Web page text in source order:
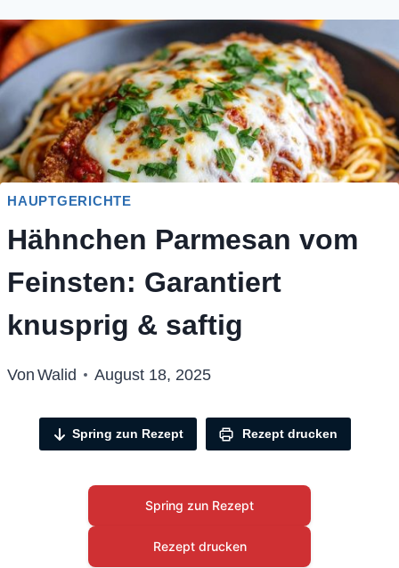
HAUPTGERICHTE
Hähnchen Parmesan vom
Feinsten: Garantiert
knusprig & saftig
Von Walid August 18, 2025
Spring zun Rezept Rezept drucken
Spring zun Rezept
Rezept drucken